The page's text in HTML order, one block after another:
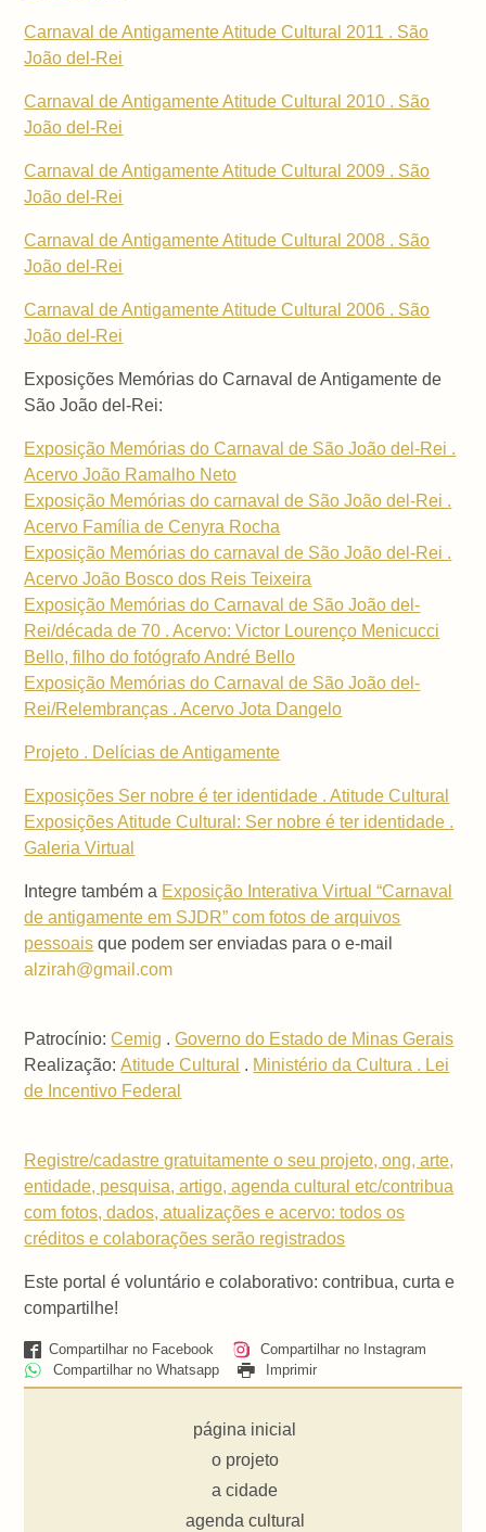
Carnaval de Antigamente Atitude Cultural 2011 . São
João del-Rei
Carnaval de Antigamente Atitude Cultural 2010 . São
João del-Rei
Carnaval de Antigamente Atitude Cultural 2009 . São
João del-Rei
Carnaval de Antigamente Atitude Cultural 2008 . São
João del-Rei
Carnaval de Antigamente Atitude Cultural 2006 . São
João del-Rei
Exposições Memórias do Carnaval de Antigamente de
São João del-Rei:
Exposição Memórias do Carnaval de São João del-Rei .
Acervo João Ramalho Neto
Exposição Memórias do carnaval de São João del-Rei .
Acervo Família de Cenyra Rocha
Exposição Memórias do carnaval de São João del-Rei .
Acervo João Bosco dos Reis Teixeira
Exposição Memórias do Carnaval de São João del-
Rei/década de 70 . Acervo: Victor Lourenço Menicucci
Bello, filho do fotógrafo André Bello
Exposição Memórias do Carnaval de São João del-
Rei/Relembranças . Acervo Jota Dangelo
Projeto . Delícias de Antigamente
Exposições Ser nobre é ter identidade . Atitude Cultural
Exposições Atitude Cultural: Ser nobre é ter identidade .
Galeria Virtual
Integre também a Exposição Interativa Virtual “Carnaval
de antigamente em SJDR” com fotos de arquivos
pessoais que podem ser enviadas para o e-mail
alzirah@gmail.com
Patrocínio:Cemig .Governo do Estado de Minas Gerais
Realização:Atitude Cultural . Ministério da Cultura . Lei
de Incentivo Federal
Registre/cadastre gratuitamente o seu projeto, ong, arte,
entidade, pesquisa, artigo, agenda cultural etc/contribua
com fotos, dados, atualizações e acervo: todos os
créditos e colaborações serão registrados
Este portal é voluntário e colaborativo: contribua, curta e
compartilhe!
Compartilhar no Facebook
Compartilhar no Instagram
Compartilhar no Whatsapp
Imprimir
página inicial
o projeto
a cidade
agenda cultural